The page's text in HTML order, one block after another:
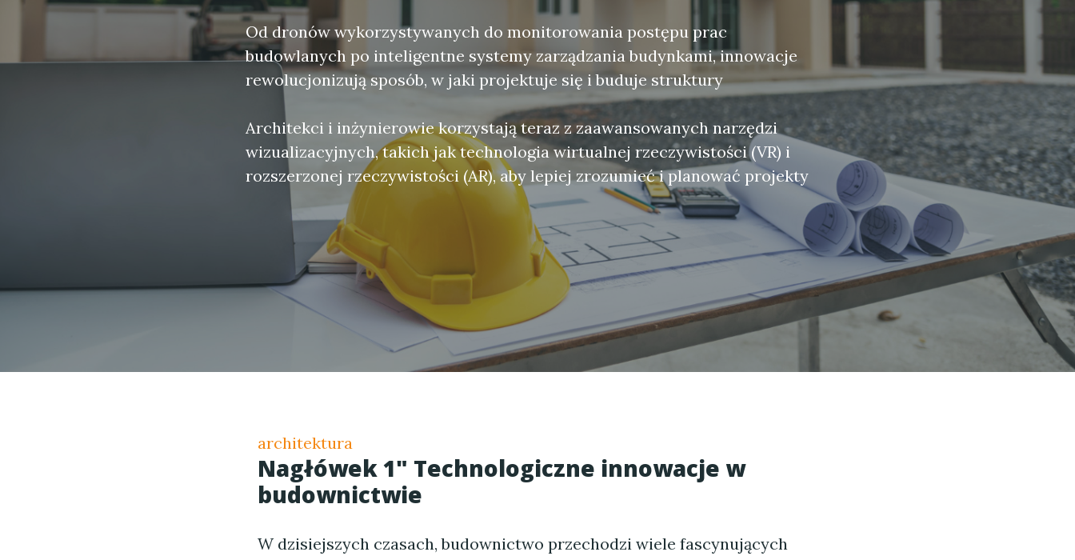
Od dronów wykorzystywanych do monitorowania postępu prac
budowlanych po inteligentne systemy zarządzania budynkami, innowacje
rewolucjonizują sposób, w jaki projektuje się i buduje struktury
Architekci i inżynierowie korzystają teraz z zaawansowanych narzędzi
wizualizacyjnych, takich jak technologia wirtualnej rzeczywistości (VR) i
rozszerzonej rzeczywistości (AR), aby lepiej zrozumieć i planować projekty
architektura
Nagłówek 1" Technologiczne innowacje w
budownictwie
W dzisiejszych czasach, budownictwo przechodzi wiele fascynujących